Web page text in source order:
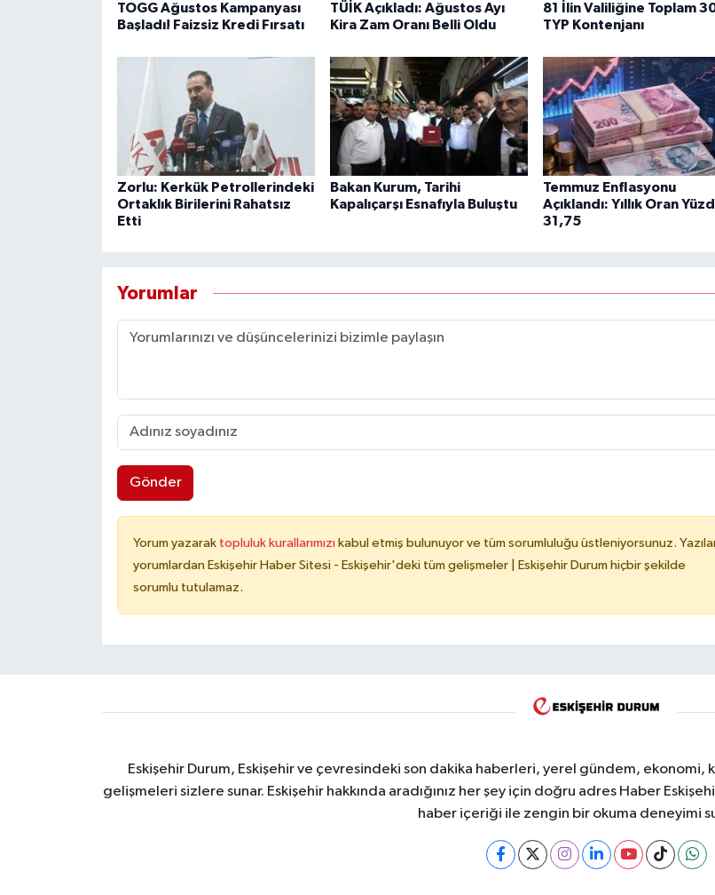
TOGG Ağustos Kampanyası
Başladı! Faizsiz Kredi Fırsatı
TÜİK Açıkladı: Ağustos Ayı
Kira Zam Oranı Belli Oldu
81 İlin Valiliğine Toplam
TYP Kontenjanı
Zorlu: Kerkük Petrollerindeki
Ortaklık Birilerini Rahatsız
Etti
Bakan Kurum, Tarihi
Kapalıçarşı Esnafıyla Buluştu
Temmuz Enflasyonu
Açıklandı: Yıllık Oran
31,75
Yorumlar
Gönder
Yorum yazarak topluluk kurallarımızı kabul etmiş bulunuyor ve tüm sorumluluğu üstleniyorsunuz.
yorumlardan Eskişehir Haber Sitesi - Eskişehir'deki tüm gelişmeler | Eskişehir Durum hiçbir şekilde
sorumlu tutulamaz.
Eskişehir Durum, Eskişehir ve çevresindeki son dakika haberleri, yerel gündem, ekonomi,
gelişmeleri sizlere sunar. Eskişehir hakkında aradığınız her şey için doğru adres Haber
haber içeriği ile zengin bir okuma deneyimi